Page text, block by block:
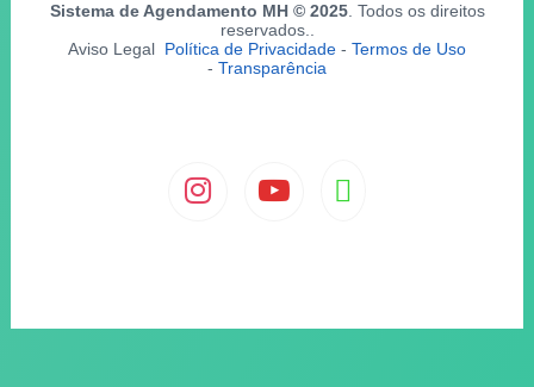
Sistema de Agendamento MH © 2025. Todos os direitos
reservados..
Aviso Legal Política de Privacidade - Termos de Uso
- Transparência